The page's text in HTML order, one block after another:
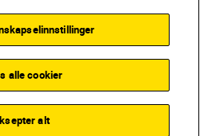
Back to top
alle cookier
alt